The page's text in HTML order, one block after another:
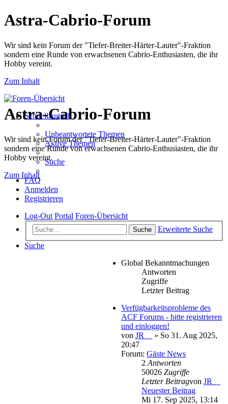
Astra-Cabrio-Forum
Wir sind kein Forum der "Tiefer-Breiter-Härter-Lauter"-Fraktion
sondern eine Runde von erwachsenen Cabrio-Enthusiasten, die ihr
Hobby vereint.
Zum Inhalt
Astra-Cabrio-Forum
Wir sind kein Forum der "Tiefer-Breiter-Härter-Lauter"-Fraktion
sondern eine Runde von erwachsenen Cabrio-Enthusiasten, die ihr
Hobby vereint.
Zum Inhalt
Schnellzugriff
Unbeantwortete Themen
Aktive Themen
Suche
FAQ
Anmelden
Registrieren
Log-Out Portal Foren-Übersicht
Suche
Erweiterte Suche
Suche
Global Bekanntmachungen
Antworten
Zugriffe
Letzter Beitrag
Verfügbarkeitsprobleme des
ACF Forums - bitte registrieren
und einloggen!
von JR__
» So 31. Aug 2025,
20:47
Forum: Gäste News
2Antworten
50026 Zugriffe
Letzter Beitragvon JR__
Neuester Beitrag
Mi 17. Sep 2025, 13:14